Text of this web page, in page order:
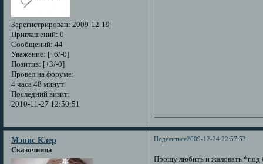
Зарегистрирован: 2009-12-19
Приглашений: 0
Сообщений: 44
Уважение: [+6/-0]
Позитив: [+3/-0]
Провел на форуме:
4 часа 48 минут
Последний визит:
2010-11-27 12:50:51
Поделиться2009-12-24 22:57:52
Мэвис Клер
Сказочница
Прошу любить и жаловать *под